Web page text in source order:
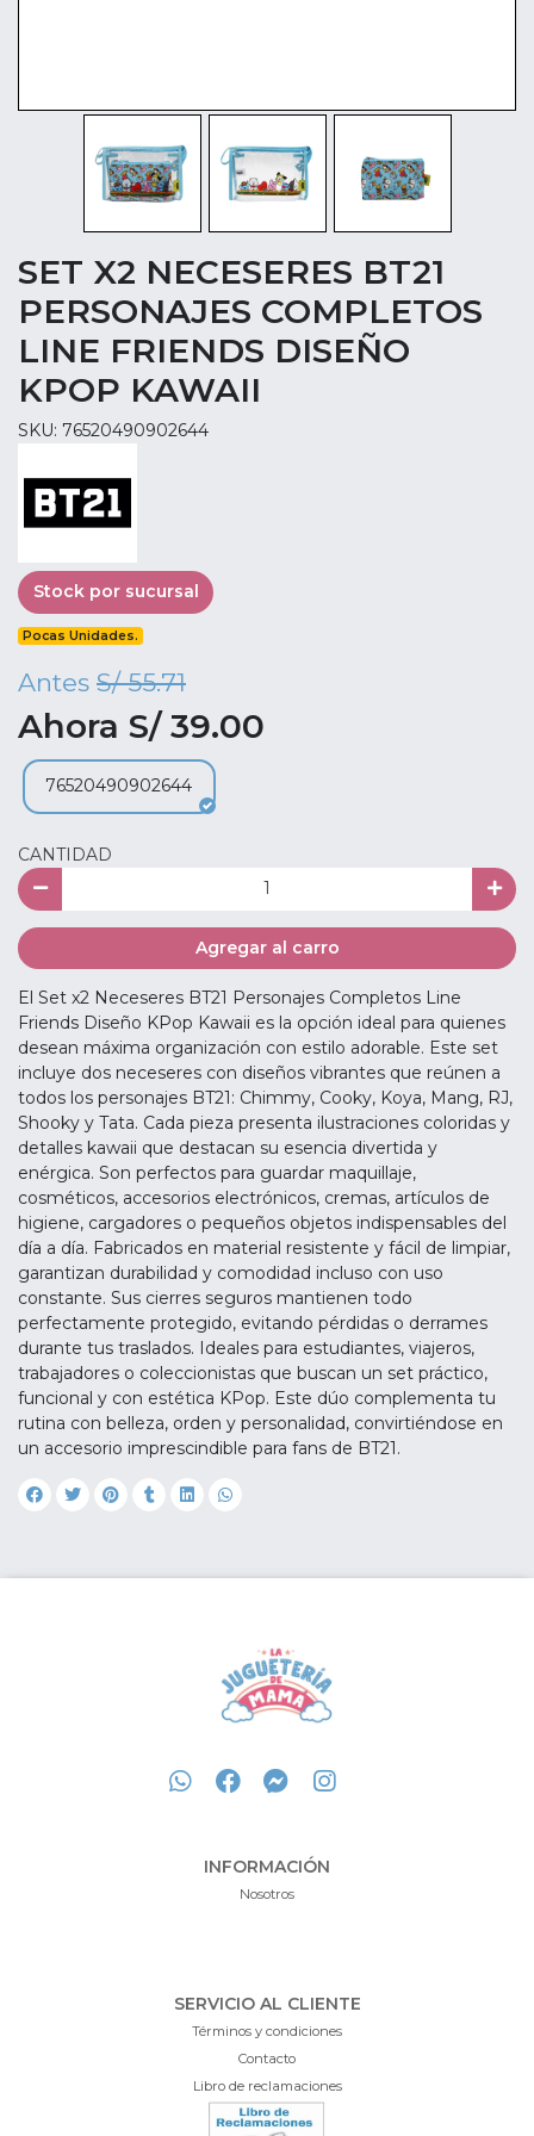
SET X2 NECESERES BT21
PERSONAJES COMPLETOS
LINE FRIENDS DISEÑO
KPOP KAWAII
SKU: 76520490902644
Stock por sucursal
Pocas Unidades.
Antes S/ 55.71
Ahora S/ 39.00
76520490902644
CANTIDAD
Agregar al carro
El Set x2 Neceseres BT21 Personajes Completos Line
Friends Diseño KPop Kawaii es la opción ideal para quienes
desean máxima organización con estilo adorable. Este set
incluye dos neceseres con diseños vibrantes que reúnen a
todos los personajes BT21: Chimmy, Cooky, Koya, Mang, RJ,
Shooky y Tata. Cada pieza presenta ilustraciones coloridas y
detalles kawaii que destacan su esencia divertida y
enérgica. Son perfectos para guardar maquillaje,
cosméticos, accesorios electrónicos, cremas, artículos de
higiene, cargadores o pequeños objetos indispensables del
día a día. Fabricados en material resistente y fácil de limpiar,
garantizan durabilidad y comodidad incluso con uso
constante. Sus cierres seguros mantienen todo
perfectamente protegido, evitando pérdidas o derrames
durante tus traslados. Ideales para estudiantes, viajeros,
trabajadores o coleccionistas que buscan un set práctico,
funcional y con estética KPop. Este dúo complementa tu
rutina con belleza, orden y personalidad, convirtiéndose en
un accesorio imprescindible para fans de BT21.
INFORMACIÓN
Nosotros
SERVICIO AL CLIENTE
Términos y condiciones
Contacto
Libro de reclamaciones